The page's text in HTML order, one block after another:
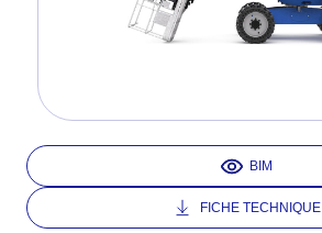
BIM
FICHE TECHNIQUE